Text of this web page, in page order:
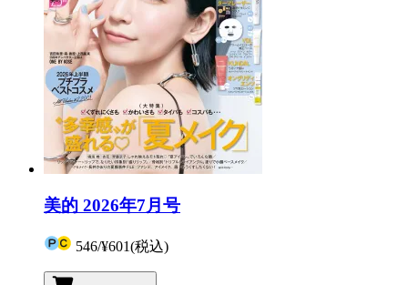
美的 2026年7月号
546/¥601(税込)